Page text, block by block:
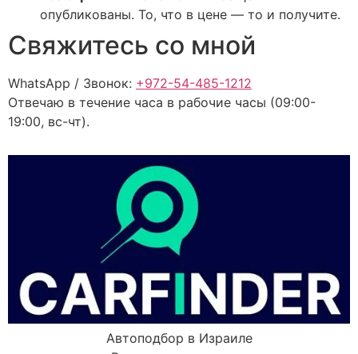
опубликованы. То, что в цене — то и получите.
Свяжитесь со мной
WhatsApp / Звонок: +972-54-485-1212
Отвечаю в течение часа в рабочие часы (09:00-
19:00, вс-чт).
Автоподбор в Израиле